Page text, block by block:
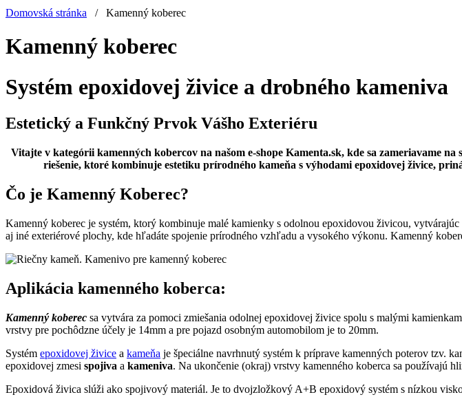
Domovská stránka / Kamenný koberec
Kamenný koberec
Systém epoxidovej živice a drobného kameniva
Estetický a Funkčný Prvok Vášho Exteriéru
Vitajte v kategórii kamenných kobercov na našom e-shope Kamenta.sk, kde sa zameriavame
riešenie, ktoré kombinuje estetiku prírodného kameňa s výhodami epoxidovej živice,
Čo je Kamenný Koberec?
Kamenný koberec je systém, ktorý kombinuje malé kamienky s odolnou epoxidovou živicou,
aj iné exteriérové plochy, kde hľadáte spojenie prírodného vzhľadu a vysokého výkonu. Kamenný
Aplikácia kamenného koberca:
Kamenný koberec sa vytvára za pomoci zmiešania odolnej epoxidovej živice spolu s malými
vrstvy pre pochôdzne účely je 14mm a pre pojazd osobným automobilom je to 20mm.
Systém epoxidovej živice a kameňa je špeciálne navrhnutý systém k príprave kamenných poterov tzv.
epoxidovej zmesi spojiva a kameniva. Na ukončenie (okraj) vrstvy kamenného koberca sa používajú
Epoxidová živica slúži ako spojivový materiál. Je to dvojzložkový A+B epoxidový systém s nízkou